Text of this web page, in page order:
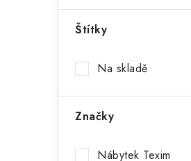
Štítky
Na skladě
Značky
Nábytek Texim